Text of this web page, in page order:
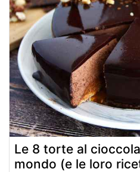
Le 8 torte al
mondo (e le loro